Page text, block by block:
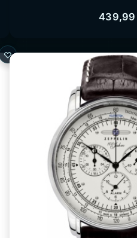
439,99